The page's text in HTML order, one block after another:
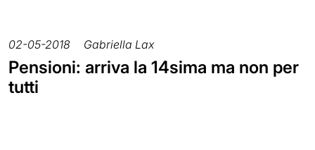
02-05-2018 Gabriella Lax
Pensioni: arriva la 14sima ma non per
tutti